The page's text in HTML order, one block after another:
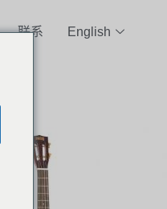
联系 English